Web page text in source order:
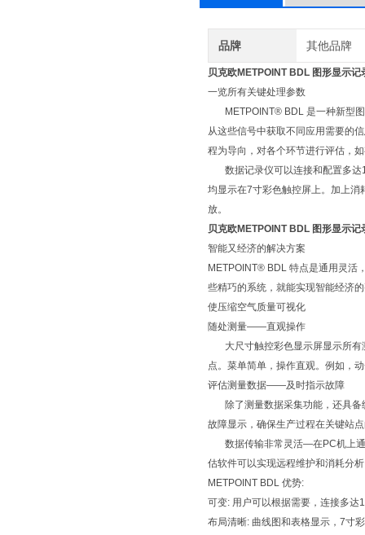
品牌 其他品牌
贝克欧METPOINT BDL 图形显示记
一览所有关键处理参数
METPOINT® BDL 是一种新型图
从这些信号中获取不同应用需要的
程为导向，对各个环节进行评估，
数据记录仪可以连接和配置多达
均显示在7寸彩色触控屏上。加上
放。
贝克欧METPOINT BDL 图形显示记
智能又经济的解决方案
METPOINT® BDL 特点是通用灵活
些精巧的系统，就能实现智能经济
使压缩空气质量可视化
随处测量——直观操作
大尺寸触控彩色显示屏显示所有
点。菜单简单，操作直观。例如，
评估测量数据——及时指示故障
除了测量数据采集功能，还具备
故障显示，确保生产过程在关键站
数据传输非常灵活—在PC机上通
估软件可以实现远程维护和消耗分
METPOINT BDL 优势:
可变: 用户可以根据需要，连接多达
布局清晰: 曲线图和表格显示，7寸